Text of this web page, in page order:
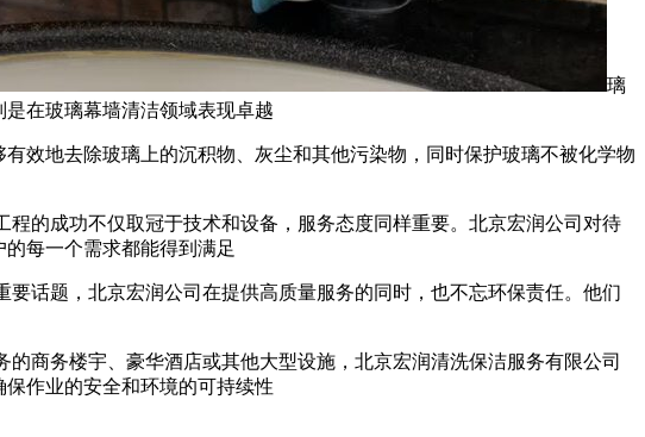
璃
在玻璃幕墙清洁领域表现卓越
效地去除玻璃上的沉积物、灰尘和其他污染物，同时保护玻璃不被化学物
的成功不仅取冠于技术和设备，服务态度同样重要。北京宏润公司对待
每一个需求都能得到满足
话题，北京宏润公司在提供高质量服务的同时，也不忘环保责任。他们
商务楼宇、豪华酒店或其他大型设施，北京宏润清洗保洁服务有限公司
作业的安全和环境的可持续性